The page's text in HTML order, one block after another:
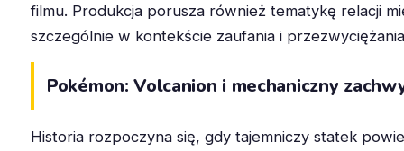
filmu. Produkcja porusza również tematykę relacji
szczególnie w kontekście zaufania i
Pokémon: Volcanion i mechaniczny
Historia rozpoczyna się, gdy tajemniczy statek